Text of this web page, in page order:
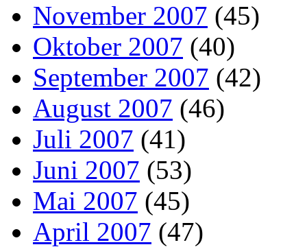
November 2007 (45)
Oktober 2007 (40)
September 2007 (42)
August 2007 (46)
Juli 2007 (41)
Juni 2007 (53)
Mai 2007 (45)
April 2007 (47)